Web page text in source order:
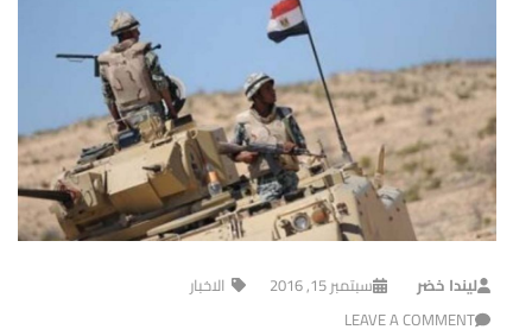
ليندا خضر سبتمبر 15, 2016
الاخبار
LEAVE A COMMENT